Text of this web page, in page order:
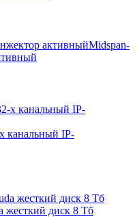
Midspan-
канальный IP-
жесткий диск 8 Тб